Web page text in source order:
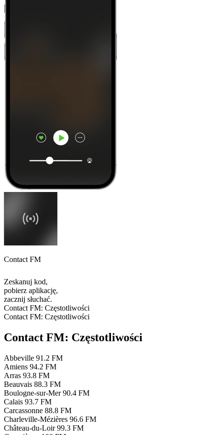
Contact FM
Zeskanuj kod,
pobierz aplikację,
zacznij słuchać.
Contact FM: Częstotliwości
Contact FM: Częstotliwości
Contact FM: Częstotliwości
Abbeville 91.2 FM
Amiens 94.2 FM
Arras 93.8 FM
Beauvais 88.3 FM
Boulogne-sur-Mer 90.4 FM
Calais 93.7 FM
Carcassonne 88.8 FM
Charleville-Mézières 96.6 FM
Château-du-Loir 99.3 FM